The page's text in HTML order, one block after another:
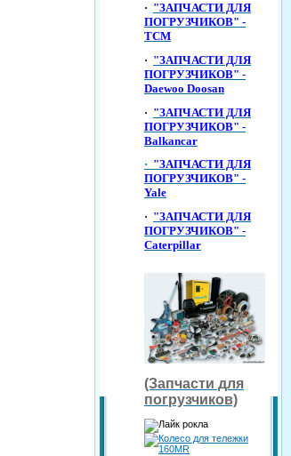
· "ЗАПЧАСТИ ДЛЯ
ПОГРУЗЧИКОВ" -
TCM
· "ЗАПЧАСТИ ДЛЯ
ПОГРУЗЧИКОВ" -
Daewoo Doosan
· "ЗАПЧАСТИ ДЛЯ
ПОГРУЗЧИКОВ" -
Balkancar
· "ЗАПЧАСТИ ДЛЯ
ПОГРУЗЧИКОВ" -
Yale
· "ЗАПЧАСТИ ДЛЯ
ПОГРУЗЧИКОВ" -
Caterpillar
(Запчасти для
погрузчиков)